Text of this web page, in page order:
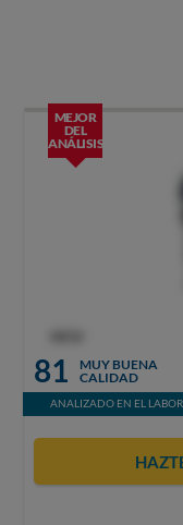
MEJOR
DEL
ANÁLISIS
81
MUY BUENA
CALIDAD
ANALIZADO EN EL